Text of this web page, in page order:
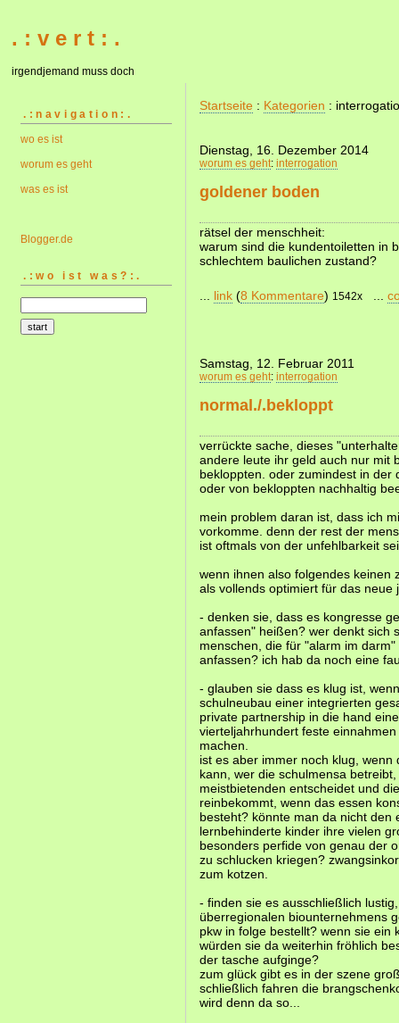
. : v e r t : .
irgendjemand muss doch
.:navigation:.
wo es ist
worum es geht
was es ist
Blogger.de
.:wo ist was?:.
Startseite : Kategorien :
Dienstag, 16. Dezember 2014
worum es geht: interrogation
goldener boden
rätsel der menschheit:
warum sind die kundentoiletten in
schlechtem baulichen zustand?
link (8 Kommentare) 1542x
Samstag, 12. Februar 2011
worum es geht: interrogation
normal./.bekloppt
verrückte sache, dieses
andere leute ihr geld auch nur mit
bekloppten. oder zumindest in
oder von bekloppten nachhaltig
mein problem daran ist, dass ich
vorkomme. denn der rest der
ist oftmals von der unfehlbarkeit
wenn ihnen also folgendes keinen
als vollends optimiert für das neue
- denken sie, dass es kongresse
anfassen" heißen? wer denkt sich
menschen, die für "alarm im
anfassen? ich hab da noch eine
- glauben sie dass es klug ist,
schulneubau einer integrierten
private partnership in die hand
vierteljahrhundert feste
machen.
ist es aber immer noch klug,
kann, wer die schulmensa
meistbietenden entscheidet und
reinbekommt, wenn das essen
besteht? könnte man da nicht den
lernbehinderte kinder ihre vielen
besonders perfide von genau der
zu schlucken kriegen?
zum kotzen.
- finden sie es ausschließlich
überregionalen biounternehmens
pkw in folge bestellt? wenn sie
würden sie da weiterhin fröhlich
der tasche aufginge?
zum glück gibt es in der szene
schließlich fahren die
wird denn da so...